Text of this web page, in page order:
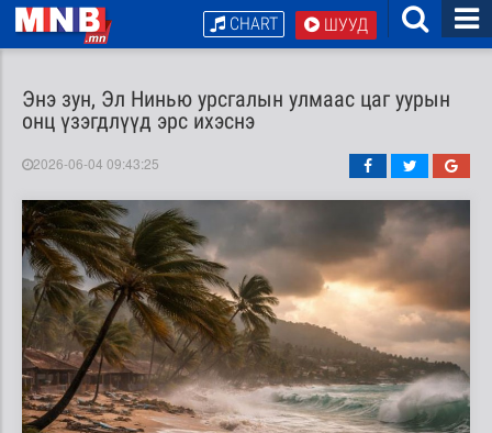
ШУУД
CHART
Энэ зун, Эл Нинью урсгалын улмаас цаг уурын
онц үзэгдлүүд эрс ихэснэ
2026-06-04 09:43:25